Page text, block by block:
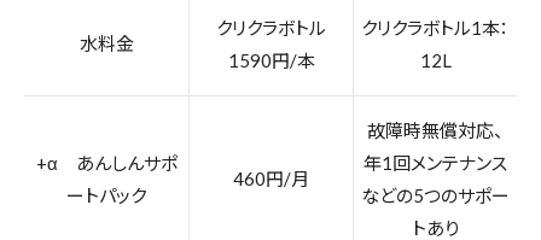
水料金
クリクラボトル
1590円/本
クリクラボトル1本：
12L
+α あんしんサポ
ートパック
460円/月
故障時無償対応、
年1回メンテナンス
などの5つのサポー
トあり